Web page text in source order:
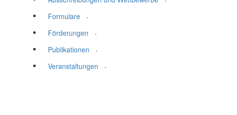
Formulare
.
Förderungen
.
Publikationen
.
Veranstaltungen
.